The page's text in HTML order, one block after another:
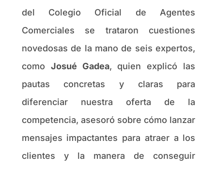
del Colegio Oficial de Agentes
Comerciales se trataron cuestiones
novedosas de la mano de seis expertos,
como Josué Gadea, quien explicó las
pautas concretas y claras para
diferenciar nuestra oferta de la
competencia, asesoró sobre cómo lanzar
mensajes impactantes para atraer a los
clientes y la manera de conseguir